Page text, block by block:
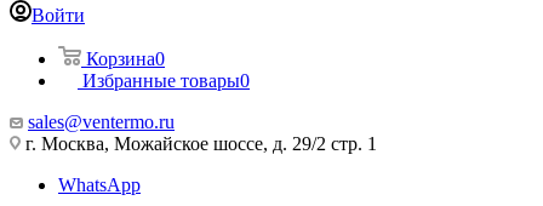
Войти
Корзина0
Избранные товары0
sales@ventermo.ru
г. Москва, Можайское шоссе, д. 29/2 стр. 1
WhatsApp